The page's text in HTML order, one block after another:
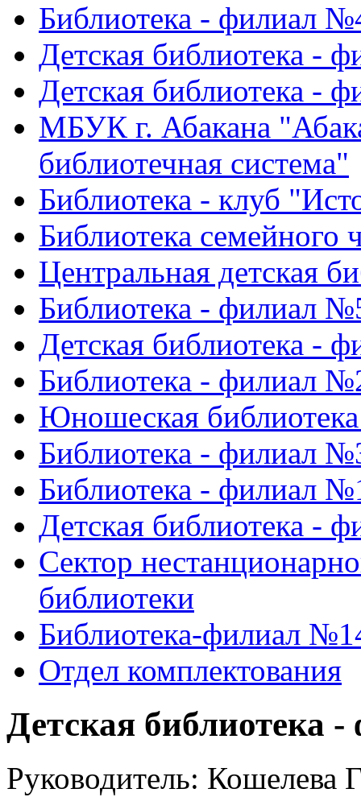
Библиотека - филиал
Детская библиотека -
Детская библиотека -
МБУК г. Абакана
библиотечная система"
Библиотека - клуб
Библиотека семейного
Центральная детская
Библиотека - филиал
Детская библиотека -
Библиотека - филиал
Юношеская
Библиотека - филиал
Библиотека - филиал
Детская библиотека -
Сектор
библиотеки
Библиотека-филиал
Отдел комплектования
Детская библиотека
Руководитель: Кошелева